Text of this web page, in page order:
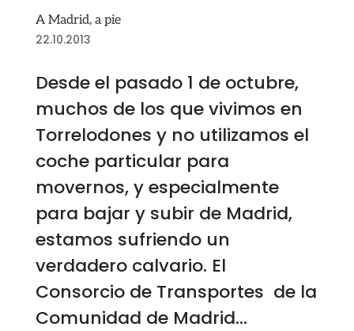
A Madrid, a pie
22.10.2013
Desde el pasado 1 de octubre,
muchos de los que vivimos en
Torrelodones y no utilizamos el
coche particular para
movernos, y especialmente
para bajar y subir de Madrid,
estamos sufriendo un
verdadero calvario. El
Consorcio de Transportes de la
Comunidad de Madrid...